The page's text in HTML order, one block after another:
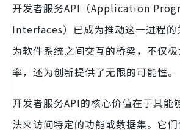
开发者服务API（Application
Interfaces）已成为推动这一进程的
为软件系统之间交互的桥梁，不仅
率，还为创新提供了无限的可能性。
开发者服务API的核心价值在于其能
法来访问特定的功能或数据集。它